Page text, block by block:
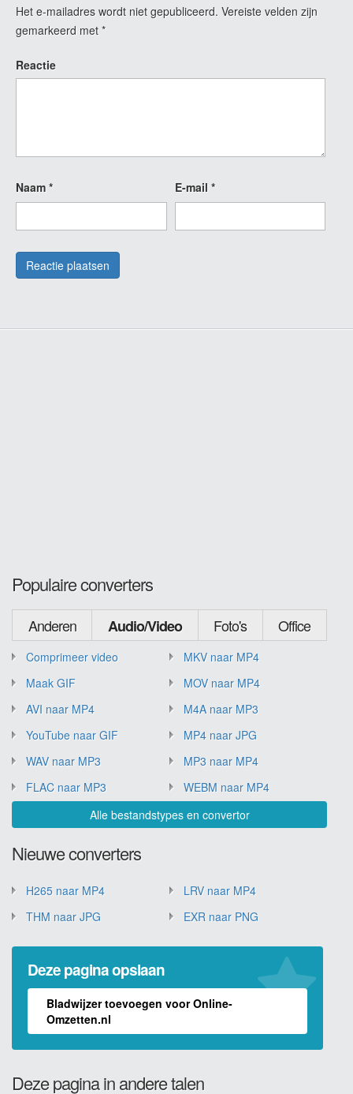
Het e-mailadres wordt niet gepubliceerd. Vereiste velden zijn
gemarkeerd met *
Reactie
Naam * E-mail *
Populaire converters
Anderen Audio/Video Foto's Office
Comprimeer video
MKV naar MP4
Maak GIF
MOV naar MP4
AVI naar MP4
M4A naar MP3
YouTube naar GIF
MP4 naar JPG
WAV naar MP3
MP3 naar MP4
FLAC naar MP3
WEBM naar MP4
Alle bestandstypes en convertor
Nieuwe converters
H265 naar MP4
LRV naar MP4
THM naar JPG
EXR naar PNG
Deze pagina opslaan
Bladwijzer toevoegen voor Online-
Omzetten.nl
Deze pagina in andere talen